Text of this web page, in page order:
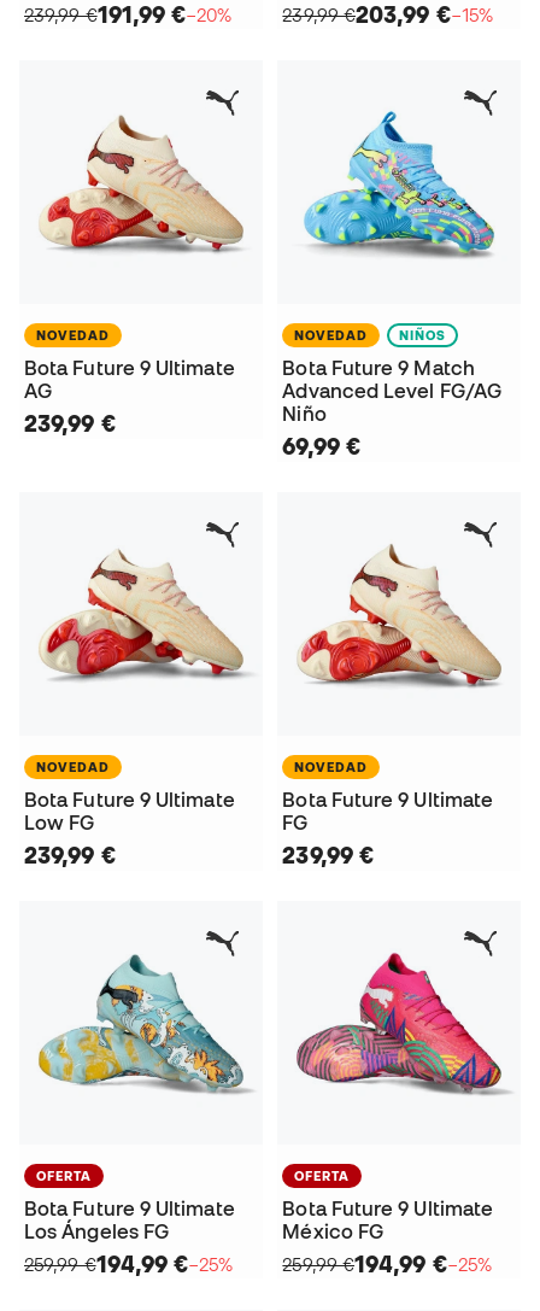
239,99 €191,99 €−20%
239,99 €203,99 €−15%
NOVEDAD
Bota Future 9 Ultimate
AG
239,99 €
NOVEDAD NIÑOS
Bota Future 9 Match
Advanced Level FG/AG
Niño
69,99 €
NOVEDAD
Bota Future 9 Ultimate
Low FG
239,99 €
NOVEDAD
Bota Future 9 Ultimate
FG
239,99 €
OFERTA
Bota Future 9 Ultimate
Los Ángeles FG
259,99 €194,99 €−25%
OFERTA
Bota Future 9 Ultimate
México FG
259,99 €194,99 €−25%